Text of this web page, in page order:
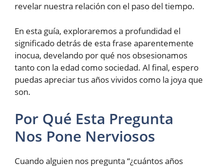
revelar nuestra relación con el paso del tiempo.
En esta guía, exploraremos a profundidad el
significado detrás de esta frase aparentemente
inocua, develando por qué nos obsesionamos
tanto con la edad como sociedad. Al final, espero
puedas apreciar tus años vividos como la joya que
son.
Por Qué Esta Pregunta
Nos Pone Nerviosos
Cuando alguien nos pregunta “¿cuántos años